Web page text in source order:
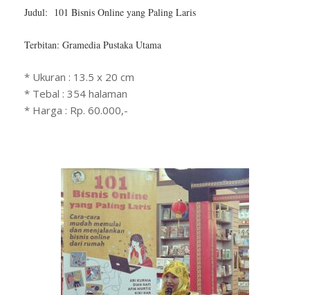
Judul: 101 Bisnis Online yang Paling Laris
Terbitan: Gramedia Pustaka Utama
* Ukuran : 13.5 x 20 cm
* Tebal : 354 halaman
* Harga : Rp. 60.000,-